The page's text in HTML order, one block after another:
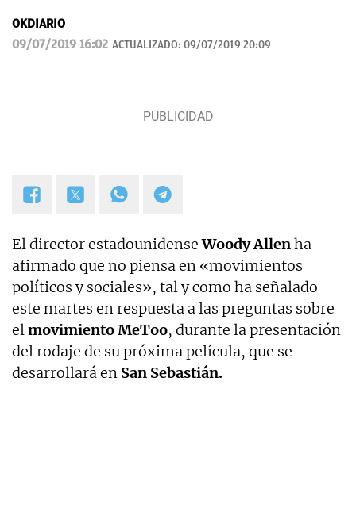
OKDIARIO
09/07/2019 16:02 ACTUALIZADO: 09/07/2019 20:09
El director estadounidenseWoody Allenha
afirmado que no piensa en «movimientos
políticos y sociales», tal y como ha señalado
este martes en respuesta a las preguntas sobre
elmovimiento MeToo, durante la presentación
del rodaje de su próxima película, que se
desarrollará en San Sebastián.